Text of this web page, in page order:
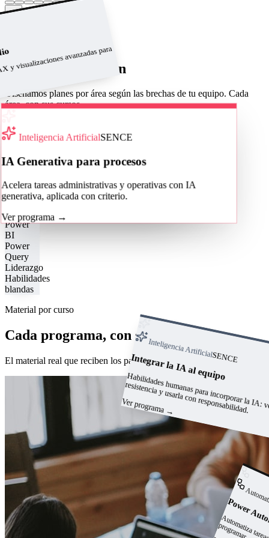
visualizaciones avanzadas para
Inteligencia ArtificialSENCE
IA Generativa para procesos
Acelera tareas administrativas y operativas con IA
generativa, aplicada con criterio.
Ver programa →
Inteligencia ArtificialSENCE
Integrar la IA al equipo
abilidades hum
anas para incorporar
: vencer
resistencia y usarla con responsabilidad.
Ver programa →
Power
a
p
r.
→
Áreas de formación
Diseñamos planes por área según las brechas de tu equipo. Cada
área, con sus cursos.
Cotizar para mi equipo
Área
Excel Corporativo
De fórmulas y tablas dinámicas a la
automatización con macros y VBA.
Ver cursos→
Power
BI
Power
Query
Liderazgo
Habilidades
blandas
Material por curso
Cada programa, con su manual
El material real que reciben los participantes.